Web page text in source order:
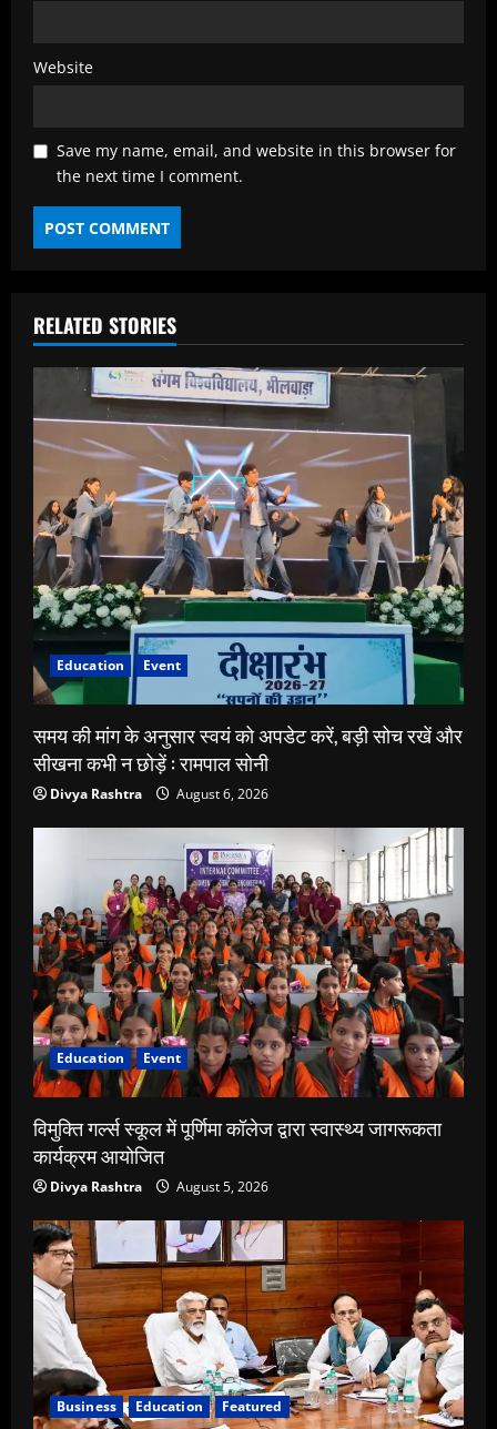
Website
Save my name, email, and website in this browser for
the next time I comment.
RELATED STORIES
Education Event
समय की मांग के अनुसार स्वयं को अपडेट करें, बड़ी सोच रखें और
सीखना कभी न छोड़ें : रामपाल सोनी
Divya Rashtra August 6, 2026
Education Event
विमुक्ति गर्ल्स स्कूल में पूर्णिमा कॉलेज द्वारा स्वास्थ्य जागरूकता
कार्यक्रम आयोजित
Divya Rashtra August 5, 2026
Business Education Featured